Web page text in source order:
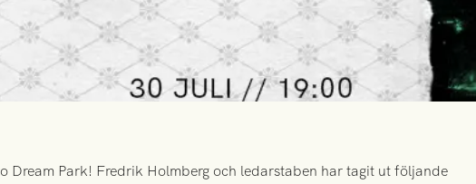
Park! Fredrik Holmberg och ledarstaben har tagit ut följande